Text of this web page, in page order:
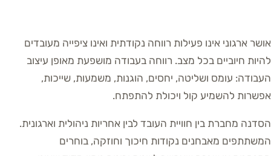
אושר ארגוני אינו פעילות רווחה נקודתית ואינו ציפייה מעובדים
להיות חיוביים בכל מצב. רווחה בעבודה מושפעת מאופן עיצוב
העבודה: עומס ושליטה, יחסים, הוגנות, משמעות, שייכות,
אפשרות להשמיע קול ויכולת להתפתח.
הסדנה מחברת בין חוויית העובד לבין אחריות ניהולית וארגונית.
המשתתפים מאבחנים נקודות חיכוך וחוזקה, בוחרים